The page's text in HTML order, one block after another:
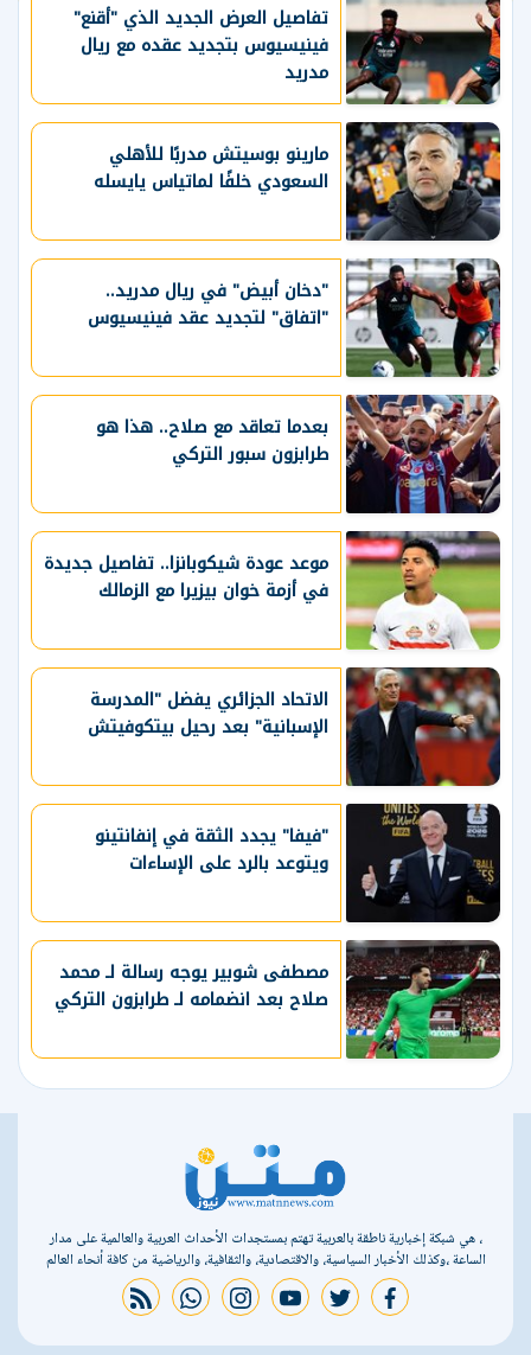
تفاصيل العرض الجديد الذي "أقنع"
فينيسيوس بتجديد عقده مع ريال
مدريد
مارينو بوسيتش مدربًا للأهلي
السعودي خلفًا لماتياس يايسله
"دخان أبيض" في ريال مدريد..
"اتفاق" لتجديد عقد فينيسيوس
بعدما تعاقد مع صلاح.. هذا هو
طرابزون سبور التركي
موعد عودة شيكوبانزا.. تفاصيل جديدة
في أزمة خوان بيزيرا مع الزمالك
الاتحاد الجزائري يفضل "المدرسة
الإسبانية" بعد رحيل بيتكوفيتش
"فيفا" يجدد الثقة في إنفانتينو
ويتوعد بالرد على الإساءات
مصطفى شوبير يوجه رسالة لـ محمد
صلاح بعد انضمامه لـ طرابزون التركي
، هي شبكة إخبارية ناطقة بالعربية تهتم بمستجدات الأحداث العربية والعالمية على مدار
الساعة ،وكذلك الأخبار السياسية، والاقتصادية، والثقافية، والرياضية من كافة أنحاء العالم
facebook
twitter
youtube
instagram
whatsapp
rss feed